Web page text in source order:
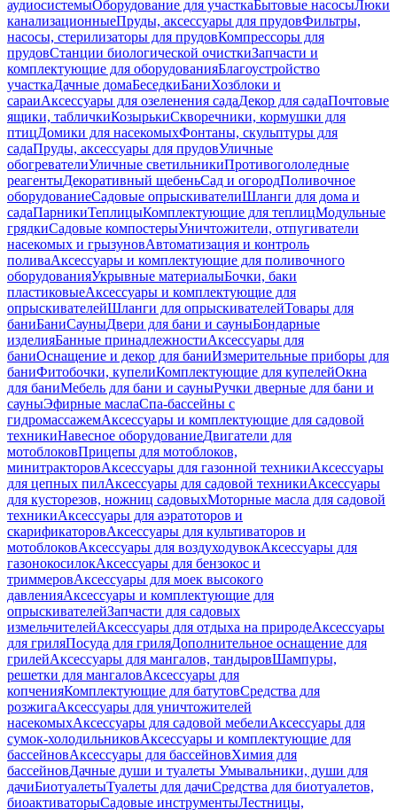
аудиосистемыОборудование для участкаБытовые насосыЛюки
канализационныеПруды, аксессуары для прудовФильтры,
насосы, стерилизаторы для прудовКомпрессоры для
прудовСтанции биологической очисткиЗапчасти и
комплектующие для оборудованияБлагоустройство
участкаДачные домаБеседкиБаниХозблоки и
сараиАксессуары для озеленения садаДекор для садаПочтовые
ящики, табличкиКозырькиСкворечники, кормушки для
птицДомики для насекомыхФонтаны, скульптуры для
садаПруды, аксессуары для прудовУличные
обогревателиУличные светильникиПротивогололедные
реагентыДекоративный щебеньСад и огородПоливочное
оборудованиеСадовые опрыскивателиШланги для дома и
садаПарникиТеплицыКомплектующие для теплицМодульные
грядкиСадовые компостерыУничтожители, отпугиватели
насекомых и грызуновАвтоматизация и контроль
поливаАксессуары и комплектующие для поливочного
оборудованияУкрывные материалыБочки, баки
пластиковыеАксессуары и комплектующие для
опрыскивателейШланги для опрыскивателейТовары для
баниБаниСауныДвери для бани и сауныБондарные
изделияБанные принадлежностиАксессуары для
баниОснащение и декор для баниИзмерительные приборы для
баниФитобочки, купелиКомплектующие для купелейОкна
для баниМебель для бани и сауныРучки дверные для бани и
сауныЭфирные маслаСпа-бассейны с
гидромассажемАксессуары и комплектующие для садовой
техникиНавесное оборудованиеДвигатели для
мотоблоковПрицепы для мотоблоков,
минитракторовАксессуары для газонной техникиАксессуары
для цепных пилАксессуары для садовой техникиАксессуары
для кусторезов, ножниц садовыхМоторные масла для садовой
техникиАксессуары для аэратоторов и
скарификаторовАксессуары для культиваторов и
мотоблоковАксессуары для воздуходувокАксессуары для
газонокосилокАксессуары для бензокос и
триммеровАксессуары для моек высокого
давленияАксессуары и комплектующие для
опрыскивателейЗапчасти для садовых
измельчителейАксессуары для отдыха на природеАксессуары
для гриляПосуда для гриляДополнительное оснащение для
грилейАксессуары для мангалов, тандыровШампуры,
решетки для мангаловАксессуары для
копченияКомплектующие для батутовСредства для
розжигаАксессуары для уничтожителей
насекомыхАксессуары для садовой мебелиАксессуары для
сумок-холодильниковАксессуары и комплектующие для
бассейновАксессуары для бассейновХимия для
бассейновДачные души и туалеты Умывальники, души для
дачиБиотуалетыТуалеты для дачиСредства для биотуалетов,
биоактиваторыСадовые инструментыЛестницы,